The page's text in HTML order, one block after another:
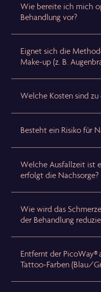
Wie bereite ich mich
Behandlung vor?
Eignet sich die
Make-up (z. B.
Welche Kosten sind zu
Besteht ein Risiko für
Welche Ausfallzeit ist
erfolgt die Nachsorge?
Wie wird das
der Behandlung
Entfernt der PicoWay®
Tattoo-Farben (Blau/